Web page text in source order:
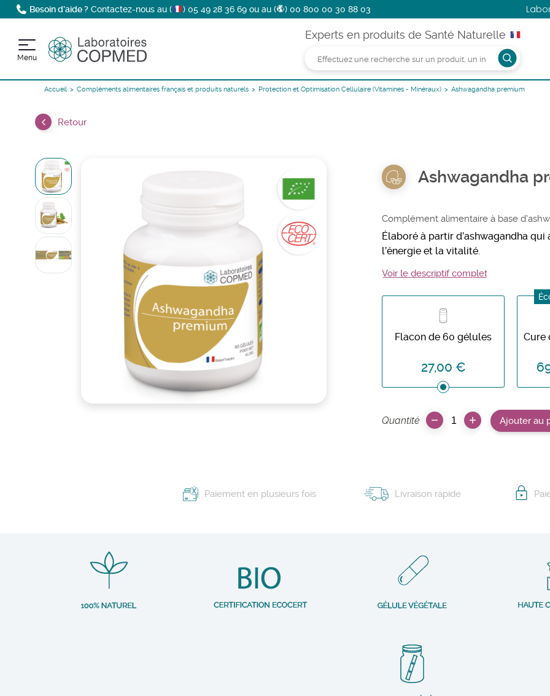
Besoin d’aide ? Contactez-nous au ( ) 05 49 28 36 69 ou au ( ) 00 800 00 30 88 03
Menu
Experts en produits de Santé Naturelle
Accueil Compléments alimentaires français et produits naturels Protection et Optimisation Cellulaire (Vitamines - Minéraux) Ashwagandha premium
Retour
Ashwagandha
Complément alimentaire à base
Élaboré à partir d’ashwagandha
l’énergie et la vitalité.
Voir le descriptif complet
Flacon de 60 gélules
27,00 €
Cure
Quantité Ajouter au
Paiement en plusieurs fois Livraison rapide